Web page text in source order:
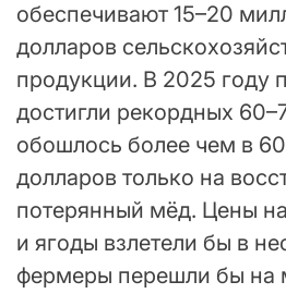
обеспечивают 15–20
долларов
продукции. В 2025 году
достигли рекордных
обошлось более чем в
долларов только на
потерянный мёд. Цены
и ягоды взлетели бы в
фермеры перешли бы на